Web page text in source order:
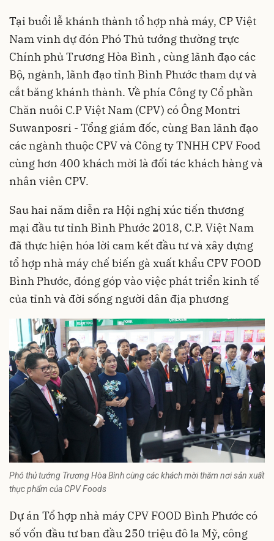
Tại buổi lễ khánh thành tổ hợp nhà máy, CP Việt
Nam vinh dự đón Phó Thủ tướng thường trực
Chính phủ Trương Hòa Bình , cùng lãnh đạo các
Bộ, ngành, lãnh đạo tỉnh Bình Phước tham dự và
cắt băng khánh thành. Về phía Công ty Cổ phần
Chăn nuôi C.P Việt Nam (CPV) có Ông Montri
Suwanposri - Tổng giám đốc, cùng Ban lãnh đạo
các ngành thuộc CPV và Công ty TNHH CPV Food
cùng hơn 400 khách mời là đối tác khách hàng và
nhân viên CPV.
Sau hai năm diễn ra Hội nghị xúc tiến thương
mại đầu tư tỉnh Bình Phước 2018, C.P. Việt Nam
đã thực hiện hóa lời cam kết đầu tư và xây dựng
tổ hợp nhà máy chế biến gà xuất khẩu CPV FOOD
Bình Phước, đóng góp vào việc phát triển kinh tế
của tỉnh và đời sống người dân địa phương
Phó thủ tướng Trương Hòa Bình cùng các khách mời thăm nơi sản xuất
thực phẩm của CPV Foods
Dự án Tổ hợp nhà máy CPV FOOD Bình Phước có
số vốn đầu tư ban đầu 250 triệu đô la Mỹ, công